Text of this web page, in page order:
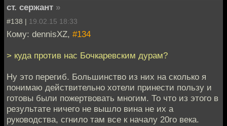
ст. сержант »
#138 | 19.02.15 18:33
Кому: dennisXZ, #134
> куда против нас Бочкаревским дурам?
Ну это перегиб. Большинство из них на сколько я
понимаю действительно хотели принести пользу и
готовы были пожертвовать многим. То что из этого в
результате ничего не вышло вина не их а
руководства, сгнило там все к началу 20го века.